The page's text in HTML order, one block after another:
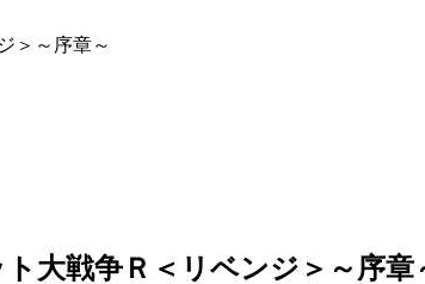
＞～序章～
大戦争Ｒ＜リベンジ＞～序章